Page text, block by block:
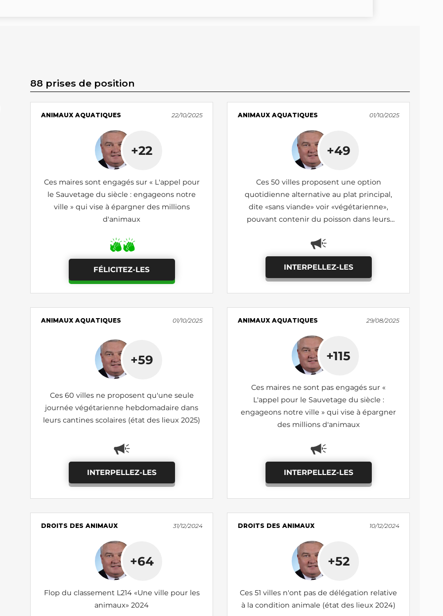
88 prises de position
ANIMAUX AQUATIQUES 22/10/2025
+22
Ces maires sont engagés sur « L'appel pour
le Sauvetage du siècle : engageons notre
ville » qui vise à épargner des millions
d'animaux
FÉLICITEZ-LES
ANIMAUX AQUATIQUES 01/10/2025
+49
Ces 50 villes proposent une option
quotidienne alternative au plat principal,
dite «sans viande» voir «végétarienne»,
pouvant contenir du poisson dans leurs
INTERPELLEZ-LES
ANIMAUX AQUATIQUES 01/10/2025
+59
Ces 60 villes ne proposent qu'une seule
journée végétarienne hebdomadaire dans
leurs cantines scolaires (état des lieux 2025)
INTERPELLEZ-LES
ANIMAUX AQUATIQUES 29/08/2025
+115
Ces maires ne sont pas engagés sur «
L'appel pour le Sauvetage du siècle :
engageons notre ville » qui vise à épargner
des millions d'animaux
INTERPELLEZ-LES
DROITS DES ANIMAUX 31/12/2024
+64
Flop du classement L214 «Une ville pour les
animaux» 2024
DROITS DES ANIMAUX 10/12/2024
+52
Ces 51 villes n'ont pas de délégation relative
à la condition animale (état des lieux 2024)